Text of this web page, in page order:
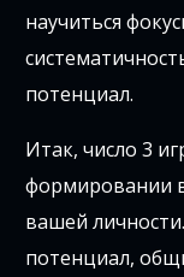
научиться
потенциал.
Итак, число 3
формировании
вашей
потенциал,